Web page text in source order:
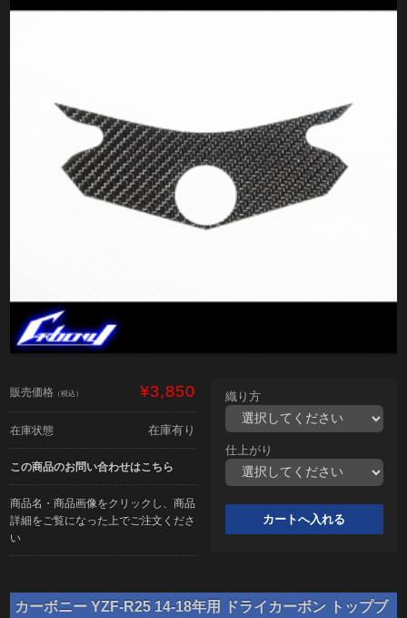
販売価格 （税込） ¥3,850
在庫状態 在庫有り
この商品のお問い合わせはこちら
商品名・商品画像をクリックし、商品
詳細をご覧になった上でご注文くださ
い
織り方
仕上がり
カーボニー YZF-R25 14-18年用 ドライカーボン トップブ